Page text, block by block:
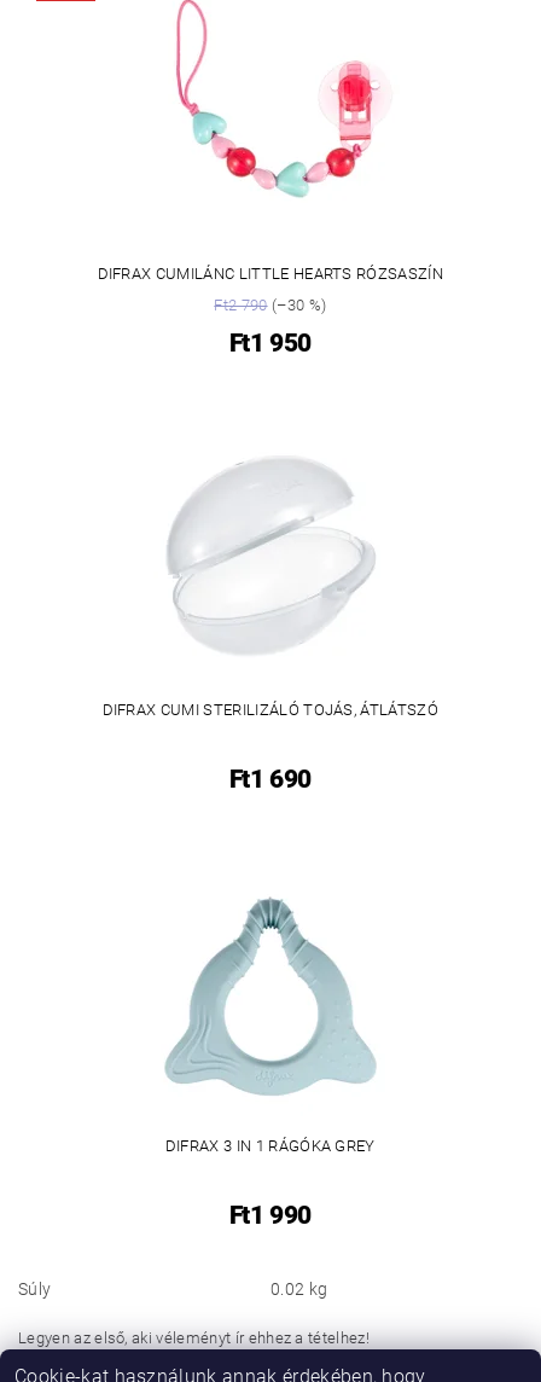
DIFRAX CUMILÁNC LITTLE HEARTS RÓZSASZÍN
Ft2 790(–30 %)
Ft1 950
DIFRAX CUMI STERILIZÁLÓ TOJÁS, ÁTLÁTSZÓ
Ft1 690
DIFRAX 3 IN 1 RÁGÓKA GREY
Ft1 990
Súly 0.02 kg
Legyen az első, aki véleményt ír ehhez a tételhez!
Cookie-kat használunk annak érdekében, hogy